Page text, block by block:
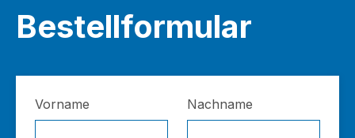
Bestellformular
Vorname Nachname